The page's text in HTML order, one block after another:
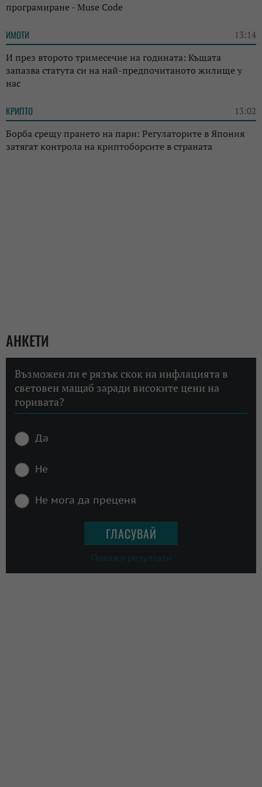
програмиране - Muse Code
ИМОТИ 13:14
И през второто тримесечие на годината: Къщата
запазва статута си на най-предпочитаното жилище у
нас
КРИПТО 13:02
Борба срещу прането на пари: Регулаторите в Япония
затягат контрола на криптоборсите в страната
АНКЕТИ
Възможен ли е рязък скок на инфлацията в
световен мащаб заради високите цени на
горивата?
Да
Не
Не мога да преценя
Покажи резултати